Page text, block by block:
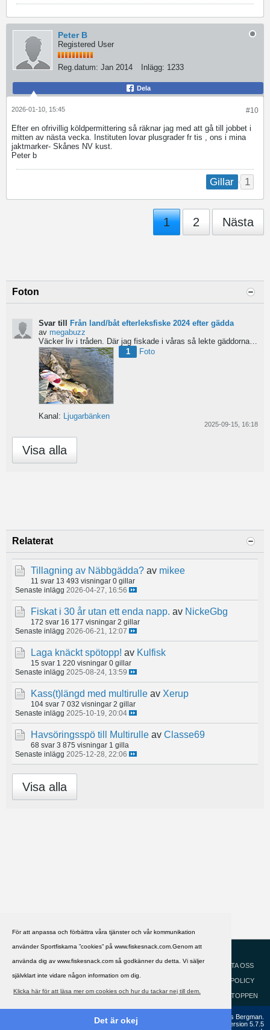
För att anpassa och förbättra våra tjänster och vår kommunikation
använder Sportfiskarna ”cookies” på www.fiskesnack.com.Genom att
använda dig av www.fiskesnack.com så godkänner du detta. Vi säljer
självklart inte vidare någon information om dig.
Klicka här för att läsa mer om cookies och hur du tackar nej till dem.
Det är okej
Peter B
Registered User
Reg.datum: Jan 2014 Inlägg: 1233
Dela
#10
2026-01-10, 15:45
Efter en ofrivillig köldpermittering så räknar jag med att gå till jobbet i
mitten av nästa vecka. Instituten lovar plusgrader fr tis , ons i mina
jaktmarker- Skånes NV kust.
Peter b
Gillar 1
1 2 Nästa
Foton
Svar till
Från land/båt efterleksfiske 2024 efter gädda
av megabuzz
Väcker liv i tråden. Där jag fiskade i våras så lekte gäddorna från början av mars hela vägen in i juni...
1
Foto
Kanal: Ljugarbänken
2025-09-15, 16:18
Visa alla
Relaterat
Tillagning av Näbbgädda? av mikee
11 svar 13 493 visningar 0 gillar
Senaste inlägg 2026-04-27, 16:56
Fiskat i 30 år utan ett enda napp. av NickeGbg
172 svar 16 177 visningar 2 gillar
Senaste inlägg 2026-06-21, 12:07
Laga knäckt spötopp! av Kulfisk
15 svar 1 220 visningar 0 gillar
Senaste inlägg 2025-08-24, 13:59
Kass(t)längd med multirulle av Xerup
104 svar 7 032 visningar 2 gillar
Senaste inlägg 2025-10-19, 20:04
Havsöringsspö till Multirulle av Classe69
68 svar 3 875 visningar 1 gilla
Senaste inlägg 2025-12-28, 22:06
Visa alla
HJÄLP
KONTAKTA OSS
COOKIEPOLICY
GÅ TILL TOPPEN
Copyright ©2002 - 2021, FiskeSnack.com. Grundad 2002 av Anders Bergman.
Version 5.7.5